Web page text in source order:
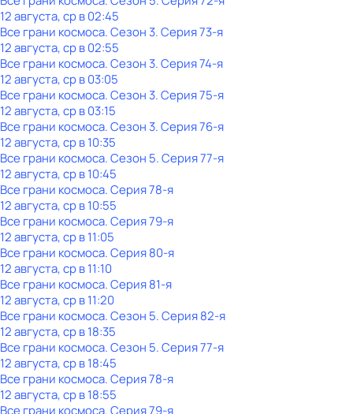
12 августа, ср в 02:45
Все грани космоса. Сезон 3. Серия 73-я
12 августа, ср в 02:55
Все грани космоса. Сезон 3. Серия 74-я
12 августа, ср в 03:05
Все грани космоса. Сезон 3. Серия 75-я
12 августа, ср в 03:15
Все грани космоса. Сезон 3. Серия 76-я
12 августа, ср в 10:35
Все грани космоса. Сезон 5. Серия 77-я
12 августа, ср в 10:45
Все грани космоса. Серия 78-я
12 августа, ср в 10:55
Все грани космоса. Серия 79-я
12 августа, ср в 11:05
Все грани космоса. Серия 80-я
12 августа, ср в 11:10
Все грани космоса. Серия 81-я
12 августа, ср в 11:20
Все грани космоса. Сезон 5. Серия 82-я
12 августа, ср в 18:35
Все грани космоса. Сезон 5. Серия 77-я
12 августа, ср в 18:45
Все грани космоса. Серия 78-я
12 августа, ср в 18:55
Все грани космоса. Серия 79-я